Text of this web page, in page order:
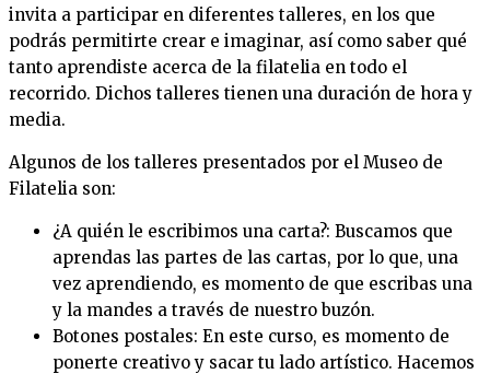
invita a participar en diferentes talleres, en los que
podrás permitirte crear e imaginar, así como saber qué
tanto aprendiste acerca de la filatelia en todo el
recorrido. Dichos talleres tienen una duración de hora y
media.
Algunos de los talleres presentados por el Museo de
Filatelia son:
¿A quién le escribimos una carta?: Buscamos que
aprendas las partes de las cartas, por lo que, una
vez aprendiendo, es momento de que escribas una
y la mandes a través de nuestro buzón.
Botones postales: En este curso, es momento de
ponerte creativo y sacar tu lado artístico. Hacemos